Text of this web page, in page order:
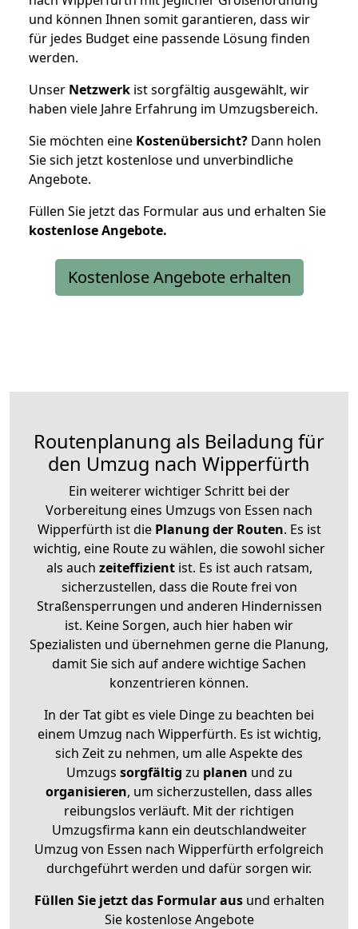
und können Ihnen somit garantieren, dass wir
für jedes Budget eine passende Lösung finden
werden.
Unser Netzwerk ist sorgfältig ausgewählt, wir
haben viele Jahre Erfahrung im Umzugsbereich.
Sie möchten eine Kostenübersicht? Dann holen
Sie sich jetzt kostenlose und unverbindliche
Angebote.
Füllen Sie jetzt das Formular aus und erhalten Sie
kostenloseAngebote.
Kostenlose Angebote erhalten
Routenplanung als Beiladung für
den Umzug nach Wipperfürth
Ein weiterer wichtiger Schritt bei der
Vorbereitung eines Umzugs von Essen nach
Wipperfürth ist diePlanung der Routen. Es ist
wichtig, eine Route zu wählen, die sowohl sicher
als auch zeiteffizientist. Es ist auch ratsam,
sicherzustellen, dass die Route frei von
Straßensperrungen und anderen Hindernissen
ist. Keine Sorgen, auch hier haben wir
Spezialisten und übernehmen gerne die Planung,
damit Sie sich auf andere wichtige Sachen
konzentrieren können.
In der Tat gibt es viele Dinge zu beachten bei
einem Umzug nach Wipperfürth. Es ist wichtig,
sich Zeit zu nehmen, um alle Aspekte des
Umzugs sorgfältig zu planen und zu
organisieren, um sicherzustellen, dass alles
reibungslos verläuft. Mit der richtigen
Umzugsfirma kann ein deutschlandweiter
Umzug von Essen nach Wipperfürth erfolgreich
durchgeführt werden und dafür sorgen wir.
Füllen Sie jetzt das Formular ausund erhalten
Sie kostenlose Angebote